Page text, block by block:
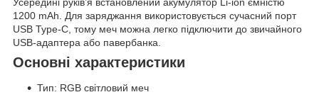
Усередині руків’я встановлений акумулятор Li-ion ємністю
1200 mAh. Для заряджання використовується сучасний порт
USB Type-C, тому меч можна легко підключити до звичайного
USB-адаптера або павербанка.
Основні характеристики
Тип: RGB світловий меч